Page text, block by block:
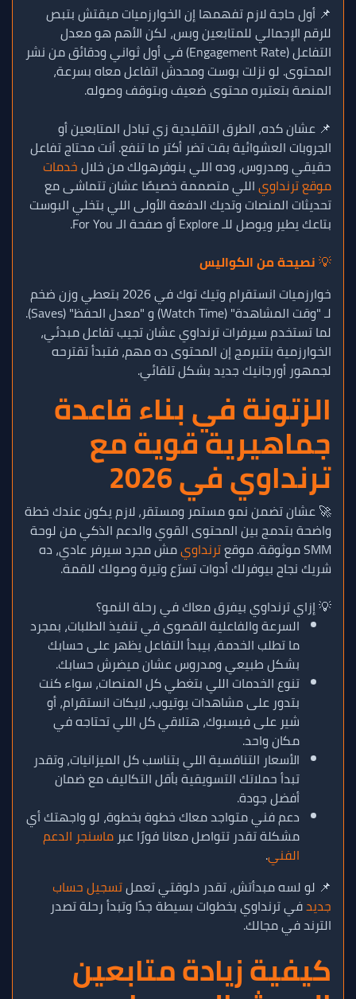
📌 أول حاجة لازم تفهمها إن الخوارزميات مبقتش بتبص
للرقم الإجمالي للمتابعين وبس، لكن الأهم هو معدل
التفاعل (Engagement Rate) في أول ثواني ودقائق من نشر
المحتوى. لو نزلت بوست ومحدش اتفاعل معاه بسرعة،
المنصة بتعتبره محتوى ضعيف وبتوقف وصوله.
📌 عشان كده، الطرق التقليدية زي تبادل المتابعين أو
الجروبات العشوائية بقت تضر أكتر ما تنفع. أنت محتاج تفاعل
حقيقي ومدروس، وده اللي بنوفرهولك من خلالخدمات
موقع ترنداوياللي متصممة خصيصًا عشان تتماشى مع
تحديثات المنصات وتديك الدفعة الأولى اللي بتخلي البوست
بتاعك يطير ويوصل للـ Explore أو صفحة الـ For You.
💡نصيحة من الكواليس
خوارزميات انستقرام وتيك توك في 2026 بتعطي وزن ضخم
لـ "وقت المشاهدة" (Watch Time) و "معدل الحفظ" (Saves).
لما تستخدم سيرفرات ترنداوي عشان تجيب تفاعل مبدئي،
الخوارزمية بتتبرمج إن المحتوى ده مهم، فتبدأ تقترحه
لجمهور أورجانيك جديد بشكل تلقائي.
الزتونة في بناء قاعدة
جماهيرية قوية مع
ترنداوي في 2026
🚀 عشان تضمن نمو مستمر ومستقر، لازم يكون عندك خطة
واضحة بتدمج بين المحتوى القوي والدعم الذكي من لوحة
SMM موثوقة. موقع
ترنداويمش مجرد سيرفر عادي، ده
شريك نجاح بيوفرلك أدوات تسرّع وتيرة وصولك للقمة.
💡 إزاي ترنداوي بيفرق معاك في رحلة النمو؟
السرعة والفاعلية القصوى في تنفيذ الطلبات، بمجرد
ما تطلب الخدمة، بيبدأ التفاعل يظهر على حسابك
بشكل طبيعي ومدروس عشان ميضرش حسابك.
تنوع الخدمات اللي بتغطي كل المنصات، سواء كنت
بتدور على مشاهدات يوتيوب، لايكات انستقرام، أو
شير على فيسبوك، هتلاقي كل اللي تحتاجه في
مكان واحد.
الأسعار التنافسية اللي بتناسب كل الميزانيات، وتقدر
تبدأ حملاتك التسويقية بأقل التكاليف مع ضمان
أفضل جودة.
دعم فني متواجد معاك خطوة بخطوة، لو واجهتك أي
مشكلة تقدر تتواصل معانا فورًا عبر ماسنجر الدعم
الفني.
📌 لو لسه مبدأتش، تقدر دلوقتي تعملتسجيل حساب
جديدفي ترنداوي بخطوات بسيطة جدًا وتبدأ رحلة تصدر
الترند في مجالك.
كيفية زيادة متابعين